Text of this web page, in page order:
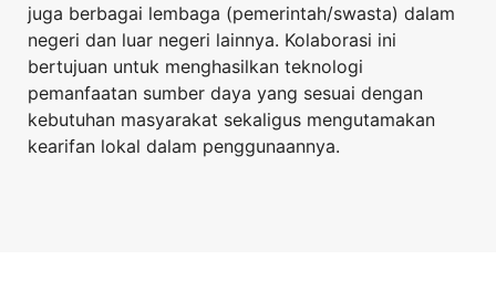
juga berbagai lembaga (pemerintah/swasta) dalam
negeri dan luar negeri lainnya. Kolaborasi ini
bertujuan untuk menghasilkan teknologi
pemanfaatan sumber daya yang sesuai dengan
kebutuhan masyarakat sekaligus mengutamakan
kearifan lokal dalam penggunaannya.